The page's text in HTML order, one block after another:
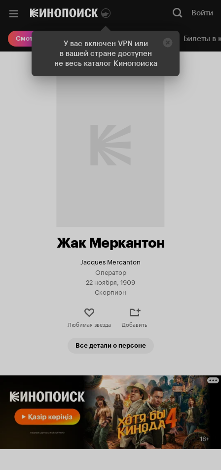
У вас включен VPN или
в вашей стране доступен
не весь каталог Кинопоиска
Войти
Смотреть кино Онлайн-кинотеатр Билеты в
Жак Меркантон
Jacques Mercanton
Оператор
22 ноября, 1909
Скорпион
Любимая звезда Добавить
Все детали о персоне